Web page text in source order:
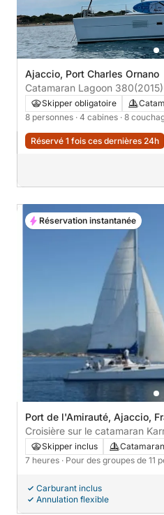
Ajaccio, Port Charles Ornano
Catamaran Lagoon 380(2015)
Skipper obligatoire
8 personnes · 4 cabines · 8
Réservé 1 fois ces dernières 24h
Port de l'Amirauté, Ajaccio,
Croisière sur le catamaran
petit comité
Skipper inclus
Catamaran
7 heures · Pour des groupes de 11
Carburant inclus
Annulation flexible
Réservation instantanée